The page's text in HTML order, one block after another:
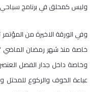
وليس كمحلق في برنامج
وفي الورقة الاخيرة من
وخاصة داخل جدار الفصل
عباءة الخوف والركوع